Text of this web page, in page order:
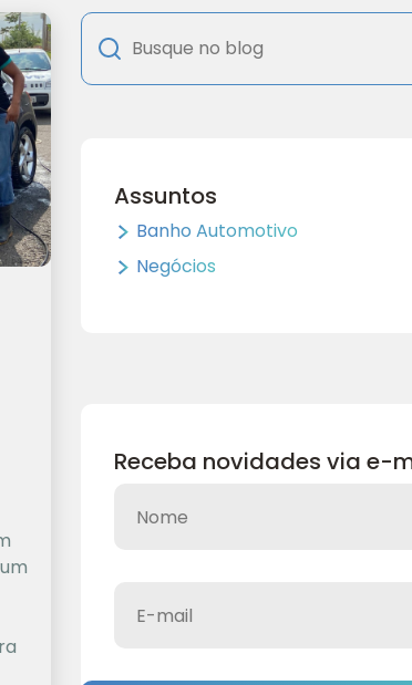
Assuntos
Banho Automotivo
Negócios
Receba novidades via e-